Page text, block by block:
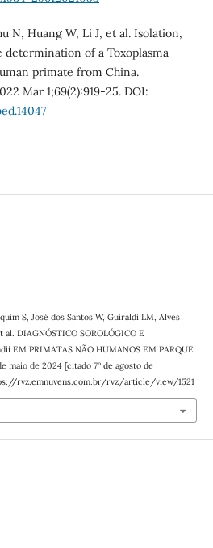
N, Huang W, Li J, et al. Isolation,
of a Toxoplasma
primate from China.
Mar 1;69(2):919-25. DOI:
S, José dos Santos W, Guiraldi LM, Alves
DIAGNÓSTICO SOROLÓGICO E
EM PRIMATAS NÃO HUMANOS EM PARQUE
maio de 2024 [citado 7º de agosto de
rvz.emnuvens.com.br/rvz/article/view/1521